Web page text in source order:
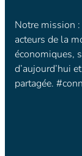
Notre mission
acteurs de la
économiques,
d’aujourd’hui
partagée.